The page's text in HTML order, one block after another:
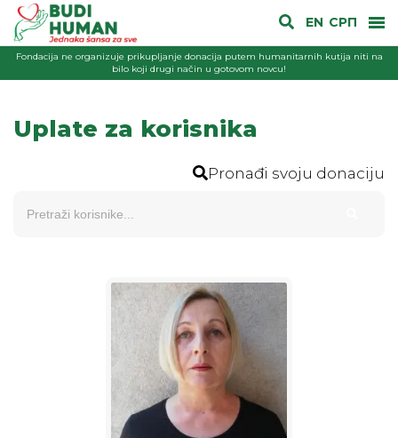
EN СРП
Fondacija ne organizuje prikupljanje donacija putem humanitarnih kutija niti na
bilo koji drugi način u gotovom novcu!
Uplate za korisnika
Pronađi svoju donaciju